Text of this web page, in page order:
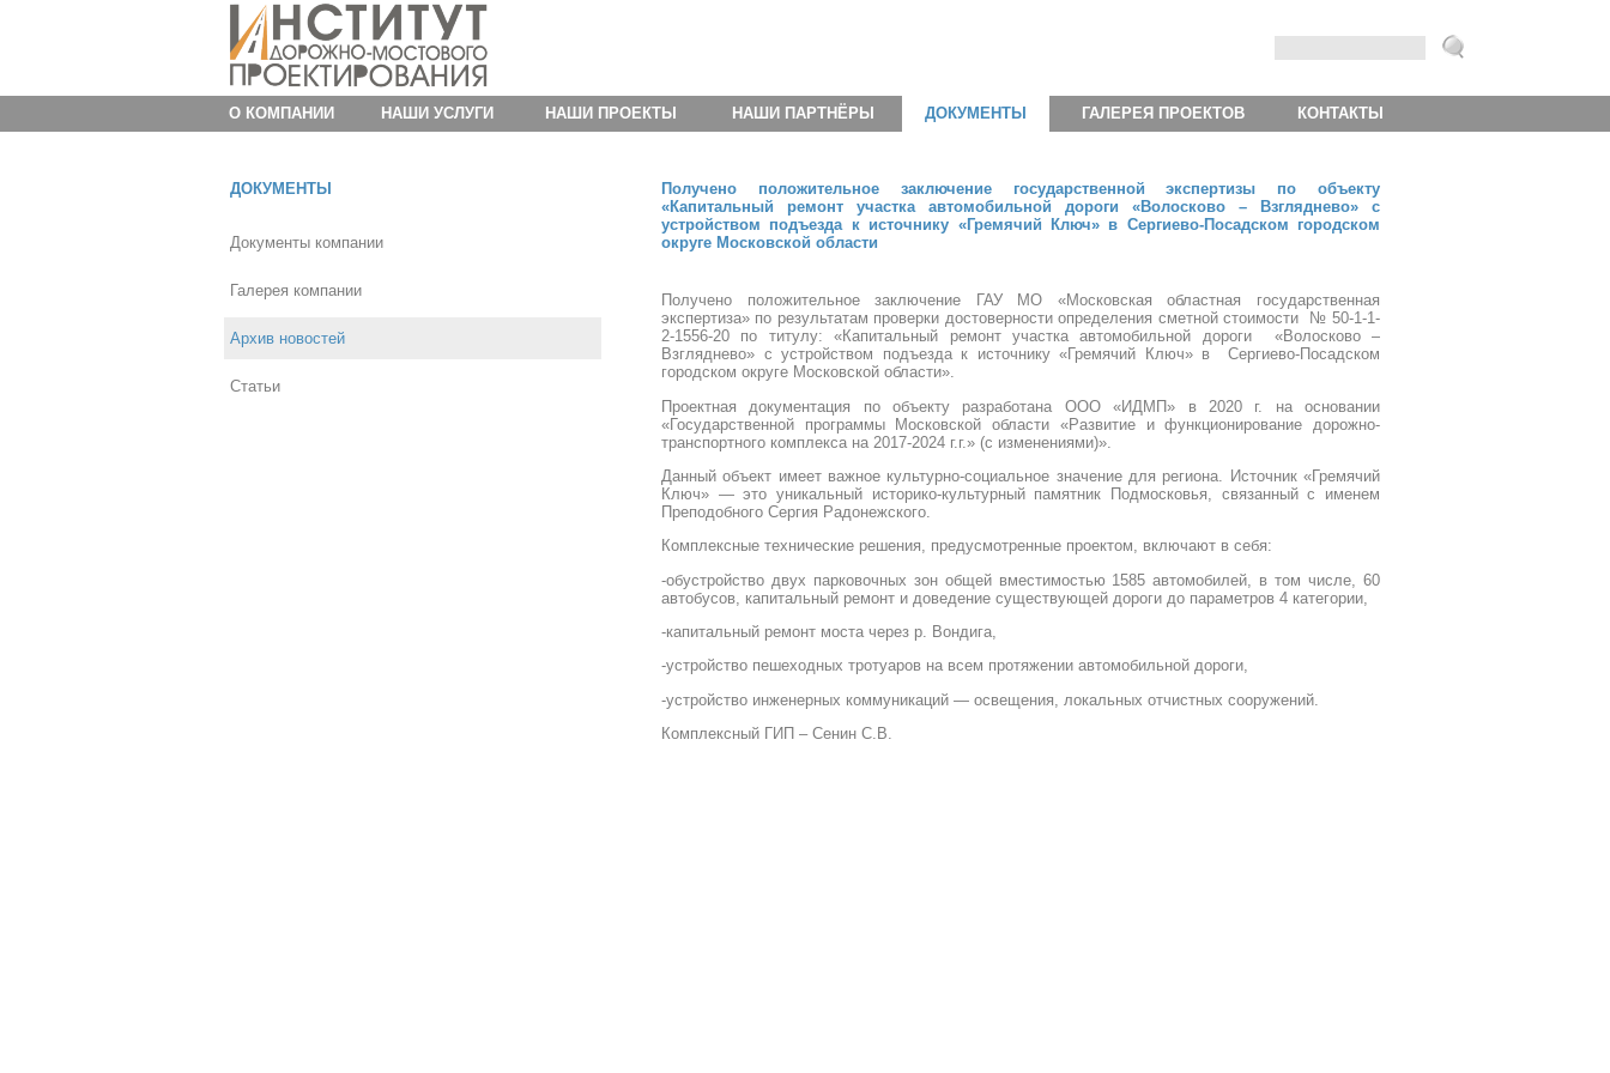
О КОМПАНИИ НАШИ УСЛУГИ НАШИ ПРОЕКТЫ НАШИ ПАРТНЁРЫ ДОКУМЕНТЫ ГАЛЕРЕЯ ПРОЕКТОВ КОНТАКТЫ
ДОКУМЕНТЫ
Документы компании
Галерея компании
Архив новостей
Статьи
Получено положительное заключение государственной экспертизы по объекту
«Капитальный ремонт участка автомобильной дороги «Волосково – Взгляднево» с
устройством подъезда к источнику «Гремячий Ключ» в Сергиево-Посадском городском
округе Московской области
Получено положительное заключение ГАУ МО «Московская областная государственная
экспертиза» по результатам проверки достоверности определения сметной стоимости № 50-1-1-
2-1556-20 по титулу: «Капитальный ремонт участка автомобильной дороги «Волосково –
Взгляднево» с устройством подъезда к источнику «Гремячий Ключ» в Сергиево-Посадском
городском округе Московской области».
Проектная документация по объекту разработана ООО «ИДМП» в 2020 г. на основании
«Государственной программы Московской области «Развитие и функционирование дорожно-
транспортного комплекса на 2017-2024 г.г.» (с изменениями)».
Данный объект имеет важное культурно-социальное значение для региона. Источник «Гремячий
Ключ» — это уникальный историко-культурный памятник Подмосковья, связанный с именем
Преподобного Сергия Радонежского.
Комплексные технические решения, предусмотренные проектом, включают в себя:
-обустройство двух парковочных зон общей вместимостью 1585 автомобилей, в том числе, 60
автобусов, капитальный ремонт и доведение существующей дороги до параметров 4 категории,
-капитальный ремонт моста через р. Вондига,
-устройство пешеходных тротуаров на всем протяжении автомобильной дороги,
-устройство инженерных коммуникаций — освещения, локальных отчистных сооружений.
Комплексный ГИП – Сенин С.В.